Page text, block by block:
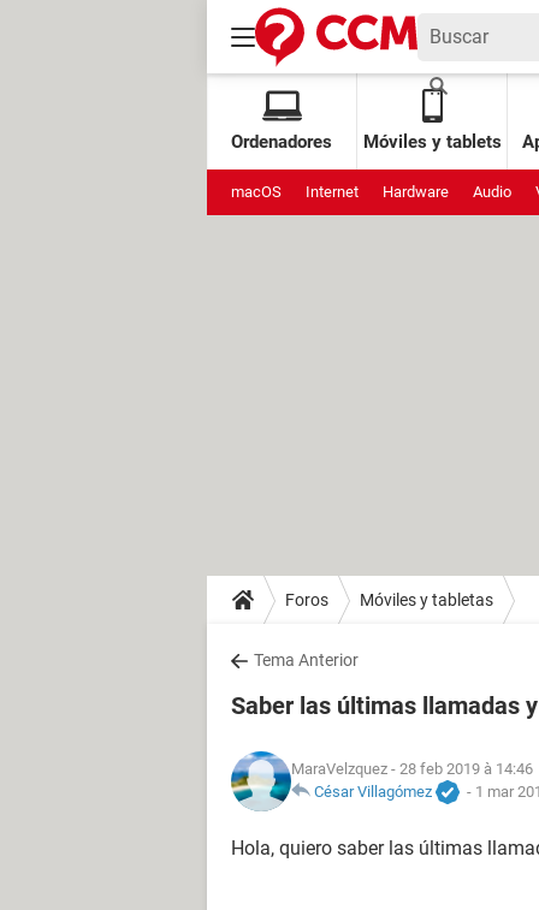
Ordenadores Móviles y tablets
macOS Internet Hardware Audio
Foros Móviles y tabletas
Tema Anterior
Saber las últimas llamadas
MaraVelzquez - 28 feb 2019 à 14:46
César Villagómez
- 1 mar
Hola, quiero saber las últimas